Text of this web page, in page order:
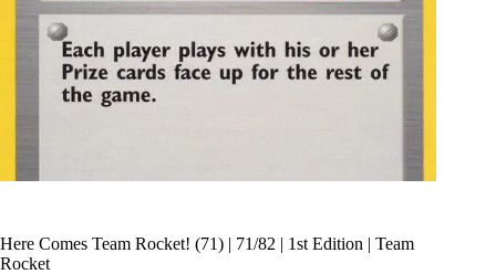
Here Comes Team Rocket! (71) | 71/82 | 1st Edition | Team
Rocket